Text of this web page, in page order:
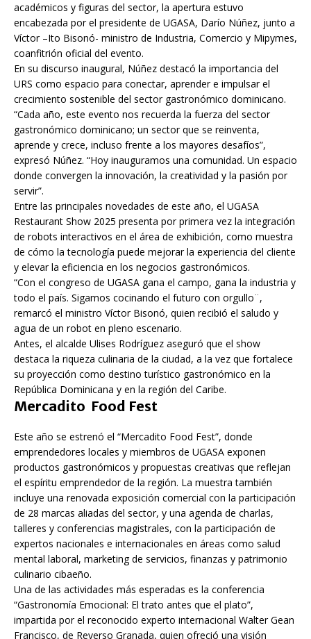
académicos y figuras del sector, la apertura estuvo
encabezada por el presidente de UGASA, Darío Núñez, junto a
Víctor –Ito Bisonó- ministro de Industria, Comercio y Mipymes,
coanfitrión oficial del evento.
En su discurso inaugural, Núñez destacó la importancia del
URS como espacio para conectar, aprender e impulsar el
crecimiento sostenible del sector gastronómico dominicano.
“Cada año, este evento nos recuerda la fuerza del sector
gastronómico dominicano; un sector que se reinventa,
aprende y crece, incluso frente a los mayores desafíos”,
expresó Núñez. “Hoy inauguramos una comunidad. Un espacio
donde convergen la innovación, la creatividad y la pasión por
servir”.
Entre las principales novedades de este año, el UGASA
Restaurant Show 2025 presenta por primera vez la integración
de robots interactivos en el área de exhibición, como muestra
de cómo la tecnología puede mejorar la experiencia del cliente
y elevar la eficiencia en los negocios gastronómicos.
“Con el congreso de UGASA gana el campo, gana la industria y
todo el país. Sigamos cocinando el futuro con orgullo¨,
remarcó el ministro Víctor Bisonó, quien recibió el saludo y
agua de un robot en pleno escenario.
Antes, el alcalde Ulises Rodríguez aseguró que el show
destaca la riqueza culinaria de la ciudad, a la vez que fortalece
su proyección como destino turístico gastronómico en la
República Dominicana y en la región del Caribe.
Mercadito Food Fest
Este año se estrenó el “Mercadito Food Fest”, donde
emprendedores locales y miembros de UGASA exponen
productos gastronómicos y propuestas creativas que reflejan
el espíritu emprendedor de la región. La muestra también
incluye una renovada exposición comercial con la participación
de 28 marcas aliadas del sector, y una agenda de charlas,
talleres y conferencias magistrales, con la participación de
expertos nacionales e internacionales en áreas como salud
mental laboral, marketing de servicios, finanzas y patrimonio
culinario cibaeño.
Una de las actividades más esperadas es la conferencia
“Gastronomía Emocional: El trato antes que el plato”,
impartida por el reconocido experto internacional Walter Gean
Francisco, de Reverso Granada, quien ofreció una visión